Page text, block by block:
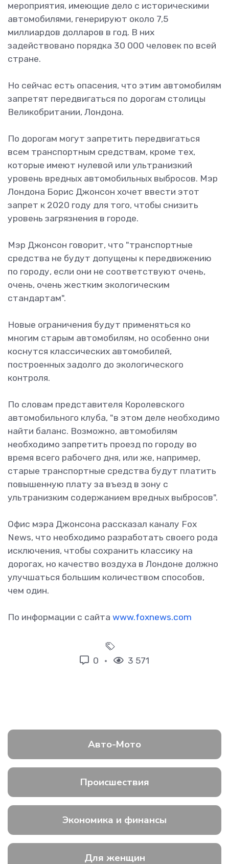
мероприятия, имеющие дело с историческими
автомобилями, генерируют около 7,5
миллиардов долларов в год. В них
задействовано порядка 30 000 человек по всей
стране.
Но сейчас есть опасения, что этим автомобилям
запретят передвигаться по дорогам столицы
Великобритании, Лондона.
По дорогам могут запретить передвигаться
всем транспортным средствам, кроме тех,
которые имеют нулевой или ультранизкий
уровень вредных автомобильных выбросов. Мэр
Лондона Борис Джонсон хочет ввести этот
запрет к 2020 году для того, чтобы снизить
уровень загрязнения в городе.
Мэр Джонсон говорит, что "транспортные
средства не будут допущены к передвижению
по городу, если они не соответствуют очень,
очень, очень жестким экологическим
стандартам".
Новые ограничения будут применяться ко
многим старым автомобилям, но особенно они
коснутся классических автомобилей,
построенных задолго до экологического
контроля.
По словам представителя Королевского
автомобильного клуба, "в этом деле необходимо
найти баланс. Возможно, автомобилям
необходимо запретить проезд по городу во
время всего рабочего дня, или же, например,
старые транспортные средства будут платить
повышенную плату за въезд в зону с
ультранизким содержанием вредных выбросов".
Офис мэра Джонсона рассказал каналу Fox
News, что необходимо разработать своего рода
исключения, чтобы сохранить классику на
дорогах, но качество воздуха в Лондоне должно
улучшаться большим количеством способов,
чем один.
По информации с сайта www.foxnews.com
0 3 571
Авто-Мото
Происшествия
Экономика и финансы
Для женщин